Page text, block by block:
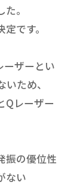
。
です。
ーザーとい
ため、
Qレーザー
振の優位性
ない